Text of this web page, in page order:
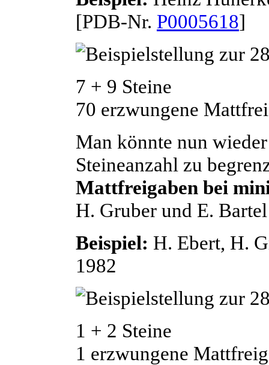
[PDB-Nr. P0005618]
7 + 9 Steine
70 erzwungene
Man könnte nun
Steineanzahl zu
Mattfreigaben bei
H. Gruber und E. Bartel
Beispiel: H. Ebert, H.
1982
1 + 2 Steine
1 erzwungene